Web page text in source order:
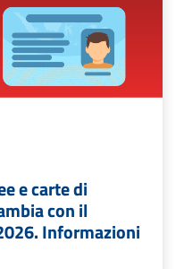
e carte di
con il
Informazioni